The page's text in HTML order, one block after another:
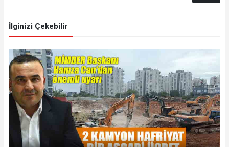
İlginizi Çekebilir